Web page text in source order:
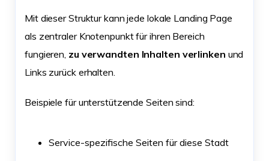
Mit dieser Struktur kann jede lokale Landing Page
als zentraler Knotenpunkt für ihren Bereich
fungieren, zu verwandten Inhalten verlinken und
Links zurück erhalten.
Beispiele für unterstützende Seiten sind:
Service-spezifische Seiten für diese Stadt